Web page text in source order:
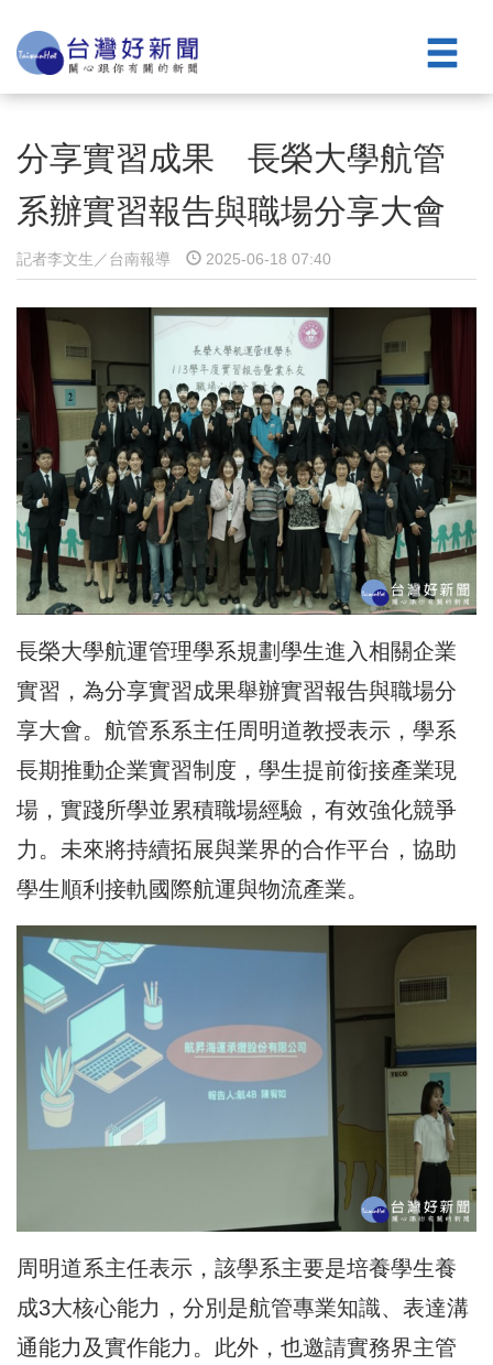
分享實習成果 長榮大學航管
系辦實習報告與職場分享大會
記者李文生／台南報導 2025-06-18 07:40
長榮大學航運管理學系規劃學生進入相關企業
實習，為分享實習成果舉辦實習報告與職場分
享大會。航管系系主任周明道教授表示，學系
長期推動企業實習制度，學生提前銜接產業現
場，實踐所學並累積職場經驗，有效強化競爭
力。未來將持續拓展與業界的合作平台，協助
學生順利接軌國際航運與物流產業。
周明道系主任表示，該學系主要是培養學生養
成3大核心能力，分別是航管專業知識、表達溝
通能力及實作能力。此外，也邀請實務界主管